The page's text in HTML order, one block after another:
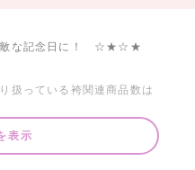
な記念日に！ ☆★☆★
扱っている袴関連商品数は
に出会えます。
表示